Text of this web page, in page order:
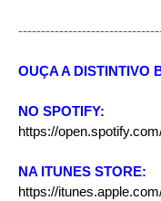
OUÇA A DISTINTIVO
NO SPOTIFY:
https://
NA ITUNES STORE:
https://